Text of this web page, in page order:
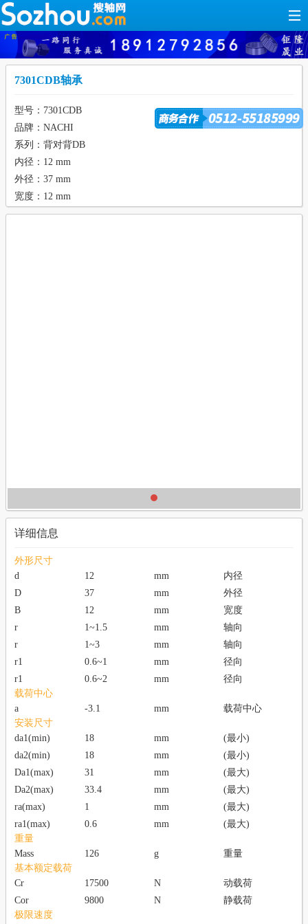
7301CDB轴承
型号：7301CDB
品牌：NACHI
系列：背对背DB
内径：12 mm
外径：37 mm
宽度：12 mm
详细信息
外形尺寸
d
12 mm
内径
D
37 mm
外径
B
12 mm
宽度
r
1~1.5 mm
轴向
r
1~3 mm
轴向
r1
0.6~1 mm
径向
r1
0.6~2 mm
径向
载荷中心
a
-3.1 mm
载荷中心
安装尺寸
da1(min)
18 mm
(最小)
da2(min)
18 mm
(最小)
Da1(max)
31 mm
(最大)
Da2(max)
33.4 mm
(最大)
ra(max)
1 mm
(最大)
ra1(max)
0.6 mm
(最大)
重量
Mass
126 g
重量
基本额定载荷
Cr
17500 N
动载荷
Cor
9800 N
静载荷
极限速度